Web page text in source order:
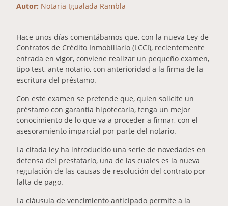
Autor: Notaria Igualada Rambla
Hace unos días comentábamos que, con la nueva Ley de
Contratos de Crédito Inmobiliario (LCCI), recientemente
entrada en vigor, conviene realizar un pequeño examen,
tipo test, ante notario, con anterioridad a la firma de la
escritura del préstamo.
Con este examen se pretende que, quien solicite un
préstamo con garantía hipotecaria, tenga un mejor
conocimiento de lo que va a proceder a firmar, con el
asesoramiento imparcial por parte del notario.
La citada ley ha introducido una serie de novedades en
defensa del prestatario, una de las cuales es la nueva
regulación de las causas de resolución del contrato por
falta de pago.
La cláusula de vencimiento anticipado permite a la